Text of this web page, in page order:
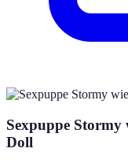
Sexpuppe Stormy
Doll